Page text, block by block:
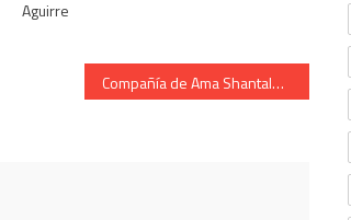
Aguirre
Compañía de Ama Shantalen Cantinera Amaia Genua en el monte 2011